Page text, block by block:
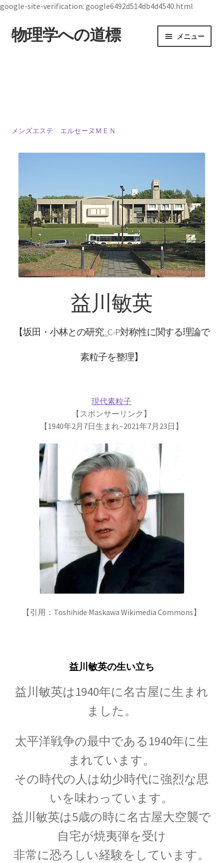
google-site-verification: google6492d514db4d4540.html
ナ
ビ
ス
ッ
コ
ン
ッ
物理学への道標 メニュー
【1928年7月28日 ～1990年10月1日】— 量子世界
デモクリトス
【インドまで出かけて見聞を広め、
原子・統計を始めた賢人】
ピタゴラス: Pythagoras
【謎に満ちた数と幾何学の創始者】
フォン・ノイマン
【映画作品「博士の異常な愛情」のモデル‗ノ
トマス・ヤング
【 医学の視点から光の波動説を発展｜三原色の提唱】
歴史的な集合写真
1927年10月開催
【第五回ソルベー会議】
Ａ＝マリ・アンペール
物理学者のまとめ
18世紀生まれの
物理学者のまとめ
20世紀生まれの
物理学者の纏め
メンズエステ エルセーヌＭＥＮ
益川敏英
【坂田・小林との研究_C-P対称性に関する理論で
素粒子を整理】
現代素粒子
【スポンサーリンク】
【1940年2月7日生まれ~2021年7月23日】
【引用：Toshihide Maskawa Wikimedia Commons】
益川敏英の生い立ち
益川敏英は1940年に名古屋に生まれ
ました。
太平洋戦争の最中である1940年に生
まれています。
その時代の人は幼少時代に強烈な思
いを味わっています。
益川敏英は5歳の時に名古屋大空襲で
自宅が焼夷弾を受け
非常に恐ろしい経験をしています。